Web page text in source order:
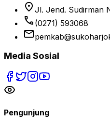
location_on Jl. Jend. Sudirman
phone (0271) 593068
email
Media Sosial
Pengunjung